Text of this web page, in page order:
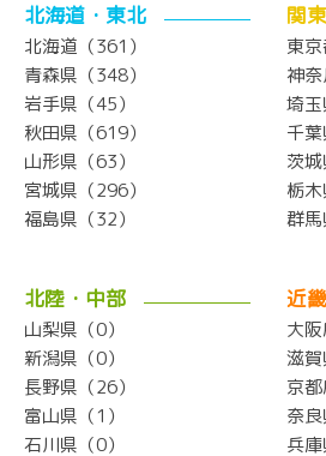
北海道・東北
北海道（361）
青森県（348）
岩手県（45）
秋田県（619）
山形県（63）
宮城県（296）
福島県（32）
関東
東京
神奈
埼玉
千葉
茨城
栃木
群馬
北陸・中部
山梨県（0）
新潟県（0）
長野県（26）
富山県（1）
石川県（0）
近畿
大阪
滋賀
京都
奈良
兵庫